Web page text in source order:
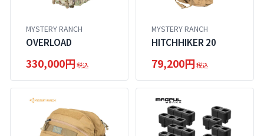
MYSTERY RANCH
OVERLOAD
330,000円税込
MYSTERY RANCH
HITCHHIKER 20
79,200円税込